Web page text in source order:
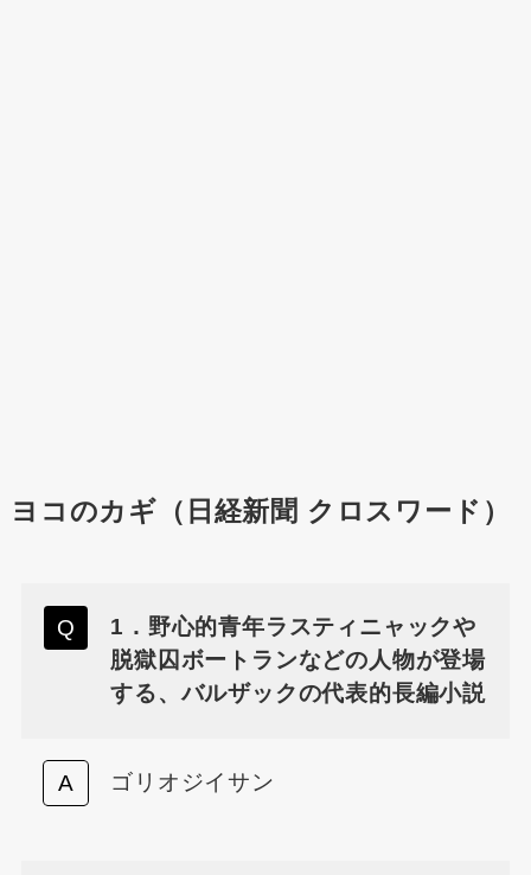
ヨコのカギ（日経新聞 クロスワード）
1．野心的青年ラスティニャックや
脱獄囚ボートランなどの人物が登場
する、バルザックの代表的長編小説
ゴリオジイサン